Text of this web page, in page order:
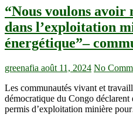
techniques
d’investigations
pour
mieux
informer
sur
les
forêts
du bassin du Congo
“Nous voulons avoir
dans l’exploitation
énergétique”–
greenafia août 11, 2024 No
Les communautés vivant et
démocratique du Congo déclarent
permis d’exploitation minière